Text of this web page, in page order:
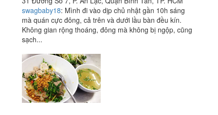
swagbaby18: Mình đi vào dịp chủ nhật gần 10h sáng
mà quán cực đông, cả trên và dưới lầu bàn đều kín.
Không gian rộng thoáng, đông mà không bị ngộp, cũng
sạch...